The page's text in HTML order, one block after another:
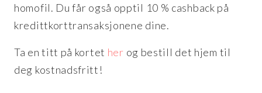
homofil. Du får også opptil 10 % cashback på
kredittkorttransaksjonene dine.
Ta en titt på kortet her og bestill det hjem til
deg kostnadsfritt!